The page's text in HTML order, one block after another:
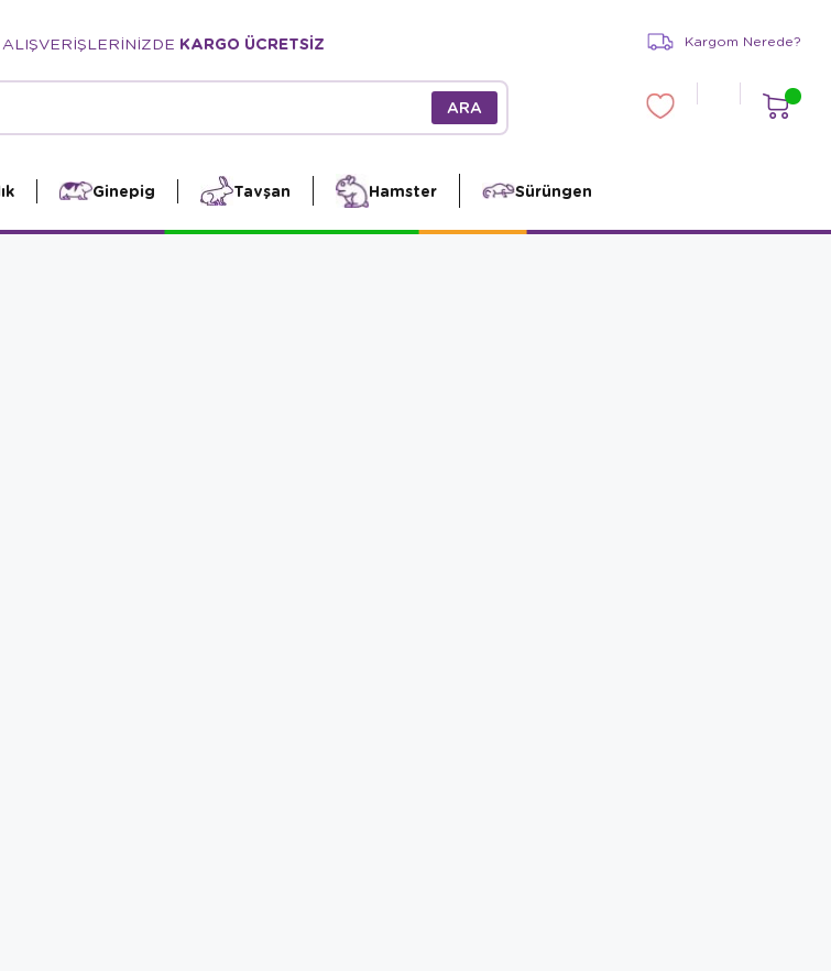
KARGO ÜCRETSİZ Kargom Nerede?
Ginepig Tavşan Hamster Sürüngen